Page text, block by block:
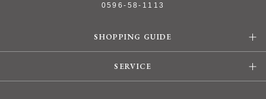
0596-58-1113
SHOPPING GUIDE
SERVICE